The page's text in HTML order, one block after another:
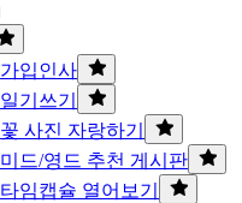
가입인사
일기쓰기
꽃 사진 자랑하기
미드/영드 추천 게시판
타임캡슐 열어보기